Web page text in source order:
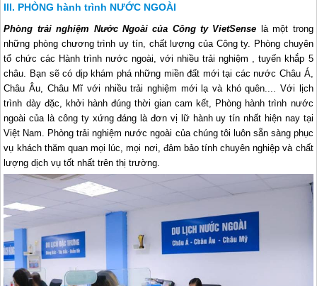
PHÒNG hành trình NƯỚC NGOÀI
Phòng trải nghiệm Nước Ngoài của Công ty VietSense là một trong
những phòng chương trình uy tín, chất lượng của Công ty. Phòng chuyên
tổ chức các Hành trình nước ngoài, với nhiều trải nghiệm , tuyến khắp 5
châu. Bạn sẽ có dịp khám phá những miền đất mới tại các nước Châu Á,
Châu Âu, Châu Mĩ với nhiều trải nghiệm mới lạ và khó quên.... Với lịch
trình dày đặc, khởi hành đúng thời gian cam kết, Phòng hành trình nước
ngoài của là công ty xứng đáng là đơn vị lữ hành uy tín nhất hiện nay tại
Việt Nam. Phòng trải nghiệm nước ngoài của chúng tôi luôn sẵn sàng phục
vụ khách thăm quan mọi lúc, mọi nơi, đảm bảo tính chuyên nghiệp và chất
lượng dịch vụ tốt nhất trên thị trường.